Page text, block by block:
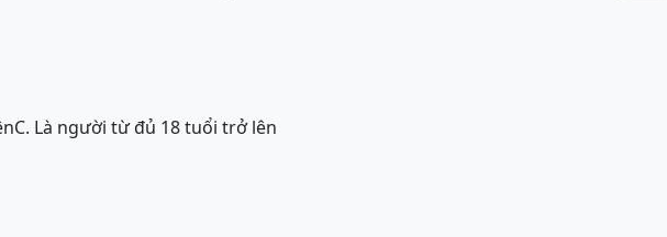
C. Là người từ đủ 18 tuổi trở lên